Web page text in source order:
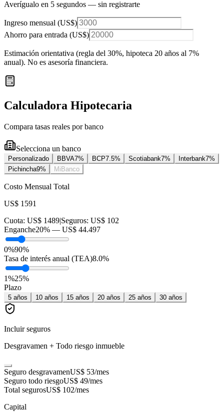
Averígualo en 5 segundos — sin registrarte
Ingreso mensual (US$)
Ahorro para entrada (US$)
Estimación orientativa (regla del 30%, hipoteca 20 años al 7%
anual). No es asesoría financiera.
Calculadora Hipotecaria
Compara tasas reales por banco
Selecciona un banco
Personalizado BBVA7% BCP7.5% Scotiabank7% Interbank7%
Pichincha9% MiBanco
Costo Mensual Total
US$ 1591
Cuota: US$ 1489|Seguros: US$ 102
Enganche20% — US$ 44.497
0%90%
Tasa de interés anual (TEA)8.0%
1%25%
Plazo
5 años 10 años 15 años 20 años 25 años 30 años
Incluir seguros
Desgravamen + Todo riesgo inmueble
Seguro desgravamenUS$ 53/mes
Seguro todo riesgoUS$ 49/mes
Total segurosUS$ 102/mes
Capital